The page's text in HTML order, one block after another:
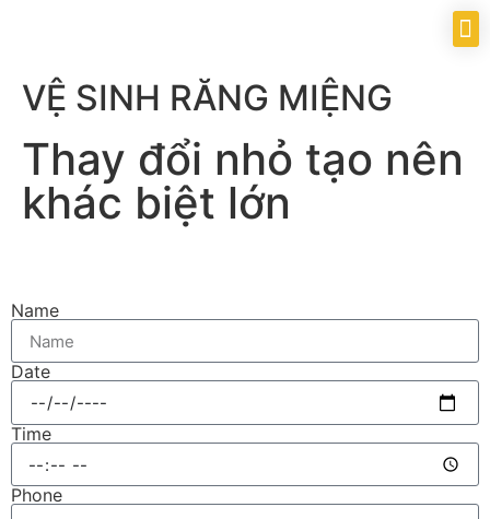
VỆ SINH RĂNG MIỆNG
Thay đổi nhỏ tạo nên
khác biệt lớn
Name
Date
Time
Phone